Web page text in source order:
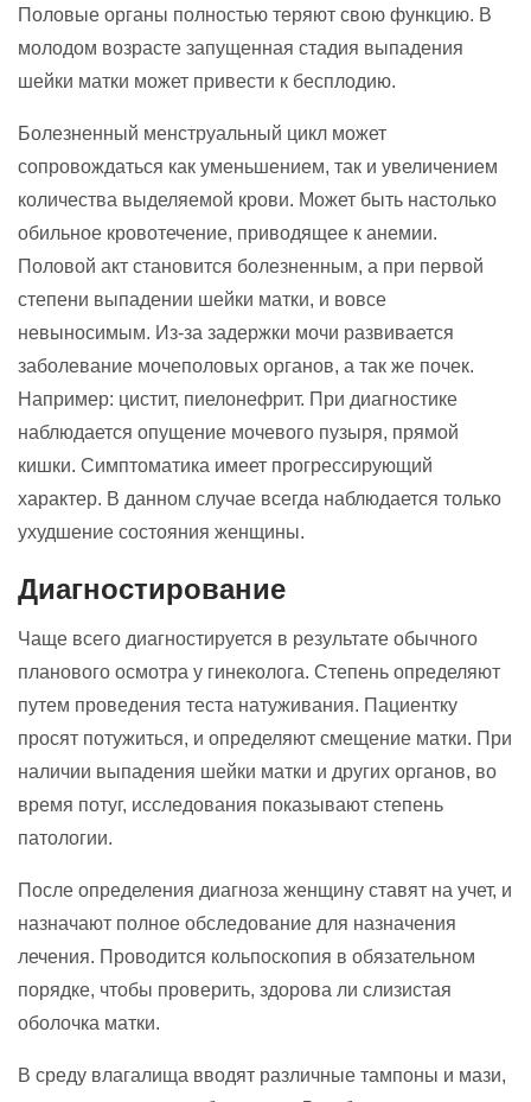
Половые органы полностью теряют свою функцию. В
молодом возрасте запущенная стадия выпадения
шейки матки может привести к бесплодию.
Болезненный менструальный цикл может
сопровождаться как уменьшением, так и увеличением
количества выделяемой крови. Может быть настолько
обильное кровотечение, приводящее к анемии.
Половой акт становится болезненным, а при первой
степени выпадении шейки матки, и вовсе
невыносимым. Из-за задержки мочи развивается
заболевание мочеполовых органов, а так же почек.
Например: цистит, пиелонефрит. При диагностике
наблюдается опущение мочевого пузыря, прямой
кишки. Симптоматика имеет прогрессирующий
характер. В данном случае всегда наблюдается только
ухудшение состояния женщины.
Диагностирование
Чаще всего диагностируется в результате обычного
планового осмотра у гинеколога. Степень определяют
путем проведения теста натуживания. Пациентку
просят потужиться, и определяют смещение матки. При
наличии выпадения шейки матки и других органов, во
время потуг, исследования показывают степень
патологии.
После определения диагноза женщину ставят на учет, и
назначают полное обследование для назначения
лечения. Проводится кольпоскопия в обязательном
порядке, чтобы проверить, здорова ли слизистая
оболочка матки.
В среду влагалища вводят различные тампоны и мази,